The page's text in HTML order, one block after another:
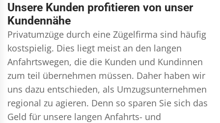
Unsere Kunden profitieren von unser
Kundennähe
Privatumzüge durch eine Zügelfirma sind häufig
kostspielig. Dies liegt meist an den langen
Anfahrtswegen, die die Kunden und Kundinnen
zum teil übernehmen müssen. Daher haben wir
uns dazu entschieden, als Umzugsunternehmen
regional zu agieren. Denn so sparen Sie sich das
Geld für unsere langen Anfahrts- und